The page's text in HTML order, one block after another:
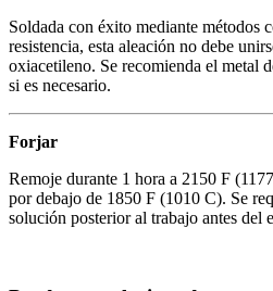
Soldada con éxito mediante métodos
resistencia, esta aleación no debe
oxiacetileno. Se recomienda el metal
si es necesario.
Forjar
Remoje durante 1 hora a 2150 F
por debajo de 1850 F (1010 C). Se
solución posterior al trabajo antes del